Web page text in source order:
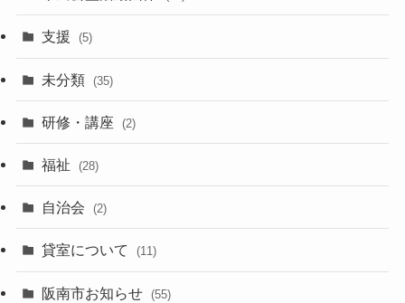
支援 (5)
未分類 (35)
研修・講座 (2)
福祉 (28)
自治会 (2)
貸室について (11)
阪南市お知らせ (55)